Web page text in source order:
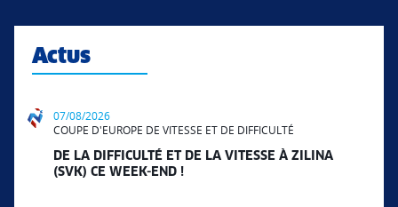
Actus
07/08/2026
COUPE D'EUROPE DE VITESSE ET DE DIFFICULTÉ
DE LA DIFFICULTÉ ET DE LA VITESSE À ZILINA
(SVK) CE WEEK-END !